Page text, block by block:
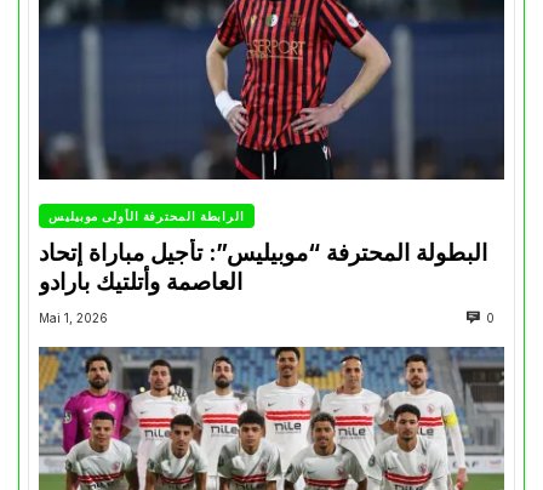
الرابطة المحترفة الأولى موبيليس
البطولة المحترفة “موبيليس”: تأجيل مباراة إتحاد
العاصمة وأتلتيك بارادو
Mai 1, 2026 0